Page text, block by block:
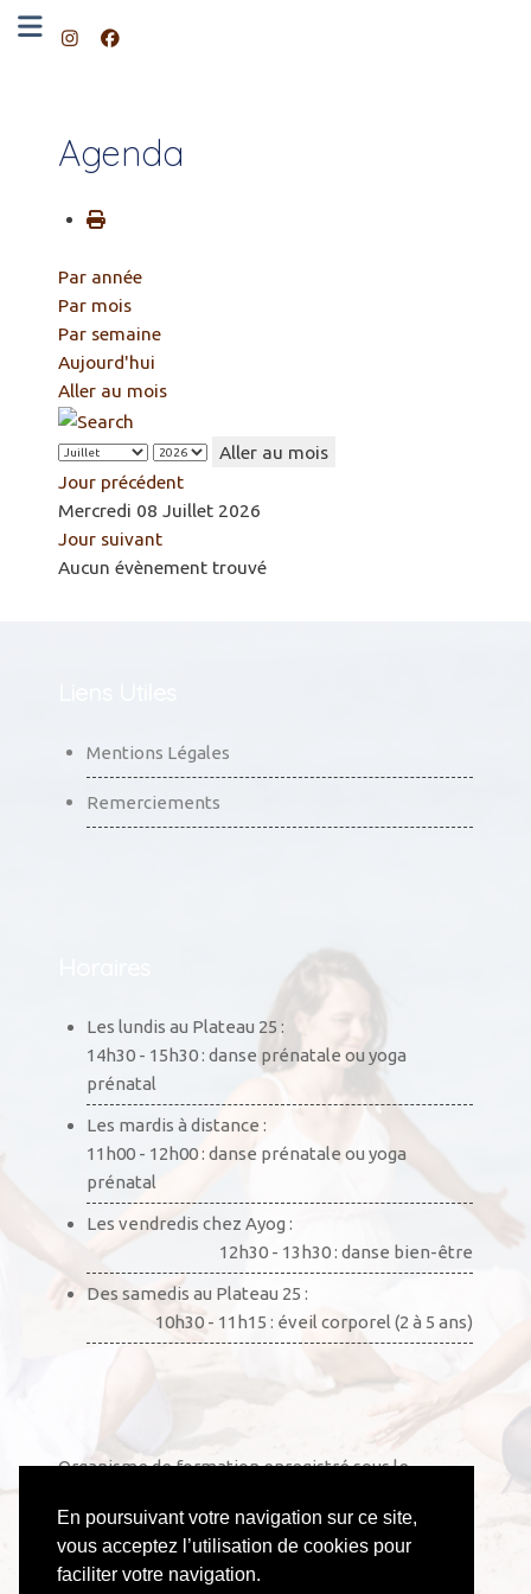
En poursuivant votre navigation sur ce site,
vous acceptez l’utilisation de cookies pour
faciliter votre navigation.
Agenda
Par année
Par mois
Par semaine
Aujourd'hui
Aller au mois
Aller au mois
Jour précédent
Mercredi 08 Juillet 2026
Jour suivant
Aucun évènement trouvé
Mentions Légales
Remerciements
Les lundis au Plateau 25 :
14h30 - 15h30 : danse prénatale ou yoga
prénatal
Les mardis à distance :
11h00 - 12h00 : danse prénatale ou yoga
prénatal
Les vendredis chez Ayog :
12h30 - 13h30 : danse bien-être
Des samedis au Plateau 25 :
10h30 - 11h15 : éveil corporel (2 à 5 ans)
Organisme de formation enregistré sous le
pas agrément de l’État.